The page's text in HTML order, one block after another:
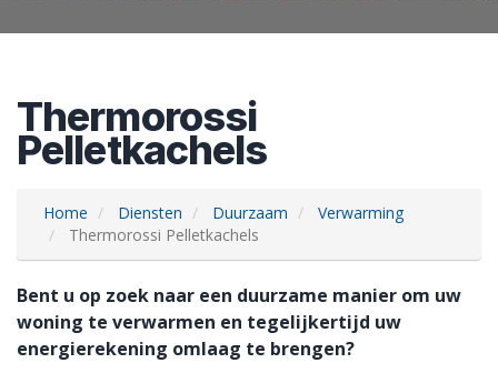
Thermorossi
Pelletkachels
Home Diensten Duurzaam
Verwarming
Thermorossi Pelletkachels
Bent u op zoek naar een duurzame manier om uw
woning te verwarmen en tegelijkertijd uw
energierekening omlaag te brengen?